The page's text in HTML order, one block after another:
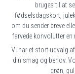
bruges til at
fødselsdagskort,
om du sender breve
farvede konvolutter en
Vi har et stort udvalg
din smag og behov.
grøn,